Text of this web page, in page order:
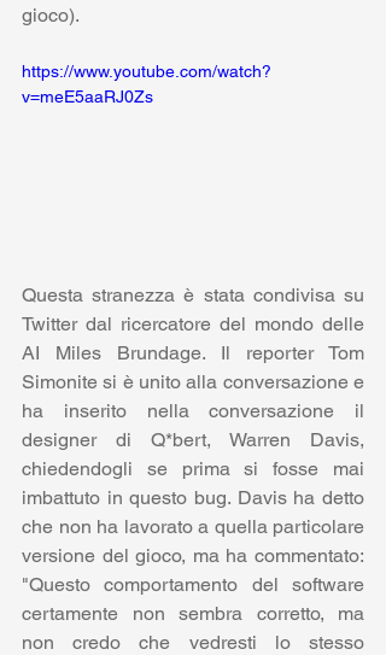
gioco).
https://www.youtube.com/watch?
v=meE5aaRJ0Zs
Questa stranezza è stata condivisa su
Twitter dal ricercatore del mondo delle
AI Miles Brundage. Il reporter Tom
Simonite si è unito alla conversazione e
ha inserito nella conversazione il
designer di Q*bert, Warren Davis,
chiedendogli se prima si fosse mai
imbattuto in questo bug. Davis ha detto
che non ha lavorato a quella particolare
versione del gioco, ma ha commentato:
"Questo comportamento del software
certamente non sembra corretto, ma
non credo che vedresti lo stesso